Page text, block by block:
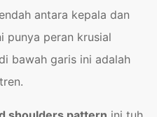
antara kepala dan
punya peran krusial
bawah garis ini adalah